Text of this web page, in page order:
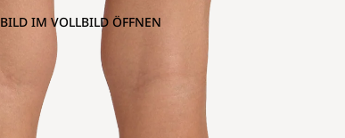
BILD IM VOLLBILD ÖFFNEN